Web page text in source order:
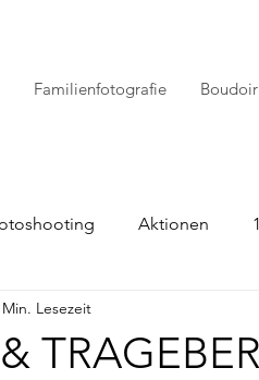
Familienfotografie Boudoir
Aktionen
Min. Lesezeit